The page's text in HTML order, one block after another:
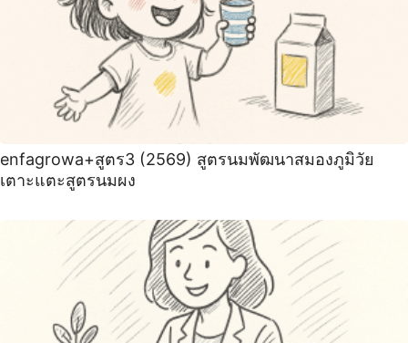
enfagrowa+สูตร3 (2569) สูตรนมพัฒนาสมองภูมิวัย
เตาะแตะสูตรนมผง